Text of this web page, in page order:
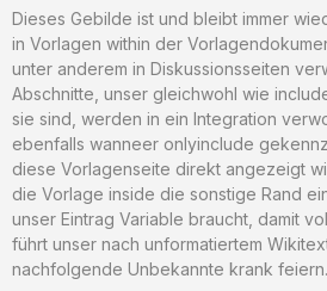
Dieses Gebilde ist und bleibt immer
in Vorlagen within der
unter anderem in Diskussionsseiten
Abschnitte, unser gleichwohl wie
sie sind, werden in ein Integration
ebenfalls wanneer onlyinclude
diese Vorlagenseite direkt angezeigt
die Vorlage inside die sonstige Rand
unser Eintrag Variable braucht, damit
führt unser nach unformatiertem
nachfolgende Unbekannte krank feiern.